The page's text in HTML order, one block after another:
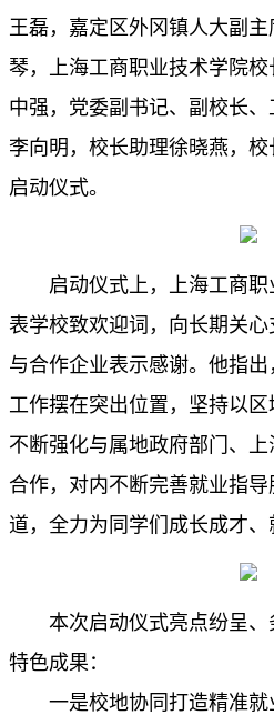
王磊，嘉定区外冈镇人大副
琴，上海工商职业技术学院
中强，党委副书记、副校长
李向明，校长助理徐晓燕，
启动仪式。
启动仪式上，上海工商
表学校致欢迎词，向长期关
与合作企业表示感谢。他指
工作摆在突出位置，坚持以
不断强化与属地政府部门、
合作，对内不断完善就业指
道，全力为同学们成长成才、
本次启动仪式亮点纷呈
特色成果：
一是校地协同打造精准